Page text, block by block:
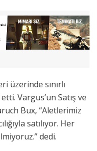
üzerinde sınırlı
Vargus’un Satış ve
Bux, “Aletlerimiz
satılıyor. Her
dedi.